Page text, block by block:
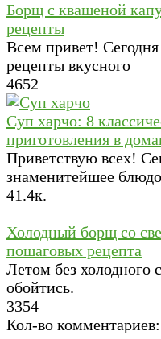
Борщ с квашеной
рецепты
Всем привет!
рецепты вкусного
4652
Суп харчо: 8
приготовления в
Приветствую всех!
знаменитейшее блюдо
41.4к.
Холодный борщ со
пошаговых рецепта
Летом без холодного
обойтись.
3354
Кол-во